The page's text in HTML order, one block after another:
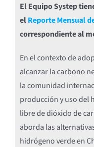
El Equipo Systep
elReporte Mensual
correspondiente al
En el contexto de
alcanzar la carbono
la comunidad
producción y uso del
libre de dióxido de
aborda las
hidrógeno verde en